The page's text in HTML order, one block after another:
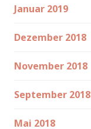
Januar 2019
Dezember 2018
November 2018
September 2018
Mai 2018